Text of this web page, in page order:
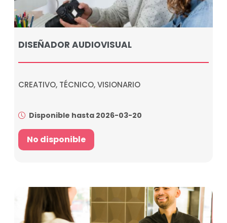
DISEÑADOR AUDIOVISUAL
CREATIVO, TÉCNICO, VISIONARIO
Disponible hasta 2026-03-20
No disponible